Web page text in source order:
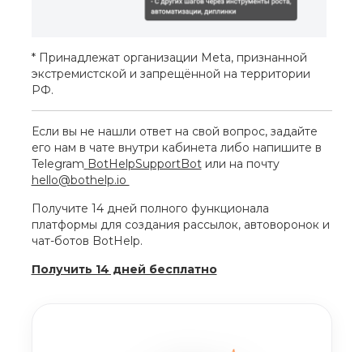
* Принадлежат организации Meta, признанной
экстремистской и запрещённой на территории
РФ.
Если вы не нашли ответ на свой вопрос, задайте
его нам в чате внутри кабинета либо напишите в
Telegram BotHelpSupportBotили на почту
hello@bothelp.io
Получите 14 дней полного функционала
платформы для создания рассылок, автоворонок и
чат-ботов BotHelp.
Получить 14 дней бесплатно